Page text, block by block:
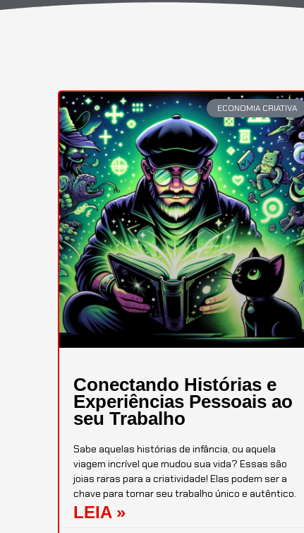
ECONOMIA CRIATIVA
Conectando Histórias e
Experiências Pessoais ao
seu Trabalho
Sabe aquelas histórias de infância, ou aquela
viagem incrível que mudou sua vida? Essas são
joias raras para a criatividade! Elas podem ser a
chave para tornar seu trabalho único e autêntico.
LEIA »